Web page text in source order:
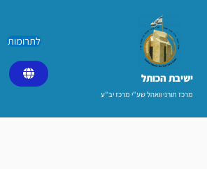
ישיבת הכותל​
מרכז תורני וואהל שע"י מרכז יב"ע
לתרומות